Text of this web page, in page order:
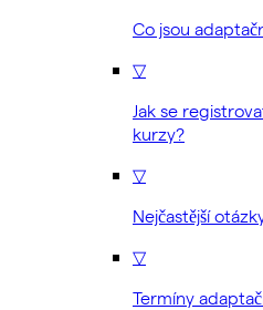
Co jsou
▽
Jak se
kurzy?
▽
Nejčastější
▽
Termíny